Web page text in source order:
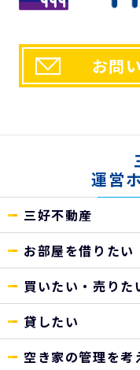
お問
運営
三好不動産
お部屋を借りたい
買いたい・売りた
貸したい
空き家の管理を考